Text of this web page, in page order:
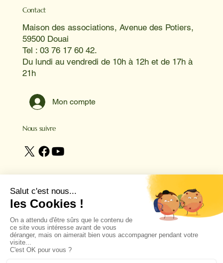
Contact
Maison des associations, Avenue des Potiers,
59500 Douai
Tel : 03 76 17 60 42.
Du lundi au vendredi de 10h à 12h et de 17h à
21h
Mon compte
Nous suivre
studio niceguys.fr